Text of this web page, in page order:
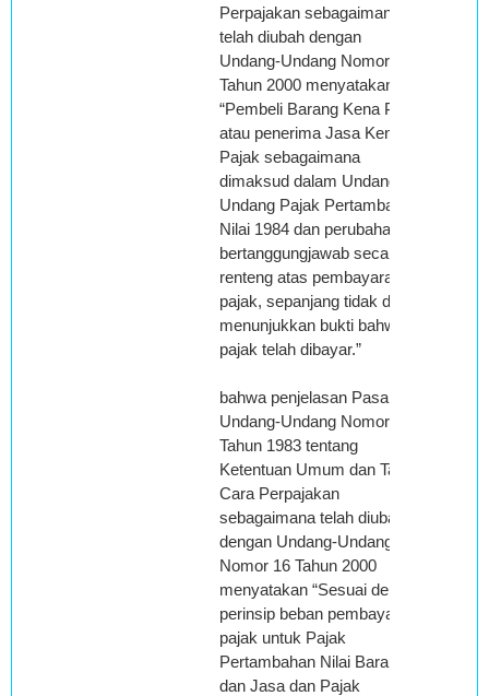
Perpajakan sebagaimana
telah diubah dengan
Undang-Undang Nomor 16
Tahun 2000 menyatakan
“Pembeli Barang Kena Pajak
atau penerima Jasa Kena
Pajak sebagaimana
dimaksud dalam Undang-
Undang Pajak Pertambahan
Nilai 1984 dan perubahannya
bertanggungjawab secara
renteng atas pembayaran
pajak, sepanjang tidak dapat
menunjukkan bukti bahwa
pajak telah dibayar.”
bahwa penjelasan Pasal 33
Undang-Undang Nomor 6
Tahun 1983 tentang
Ketentuan Umum dan Tata
Cara Perpajakan
sebagaimana telah diubah
dengan Undang-Undang
Nomor 16 Tahun 2000
menyatakan “Sesuai dengan
perinsip beban pembayaran
pajak untuk Pajak
Pertambahan Nilai Barang
dan Jasa dan Pajak